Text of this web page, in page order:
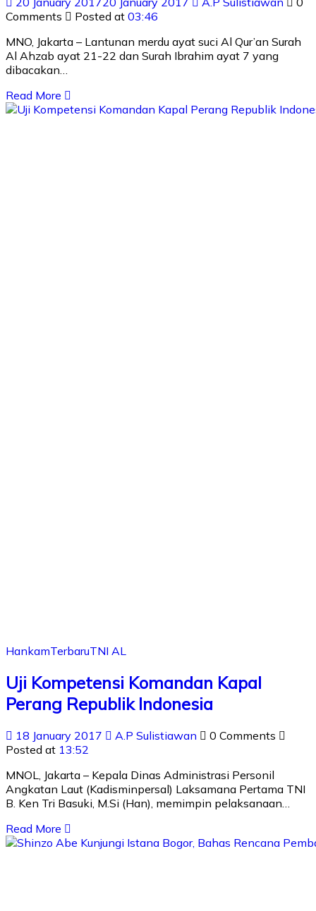
Comments
Posted at 03:46
MNO, Jakarta – Lantunan merdu ayat suci Al Qur’an Surah
Al Ahzab ayat 21-22 dan Surah Ibrahim ayat 7 yang
dibacakan…
Read More
HankamTerbaruTNI AL
Uji Kompetensi Komandan Kapal
Perang Republik Indonesia
18 January 2017 A.P Sulistiawan
0 Comments
Posted at 13:52
MNOL, Jakarta – Kepala Dinas Administrasi Personil
Angkatan Laut (Kadisminpersal) Laksamana Pertama TNI
B. Ken Tri Basuki, M.Si (Han), memimpin pelaksanaan…
Read More